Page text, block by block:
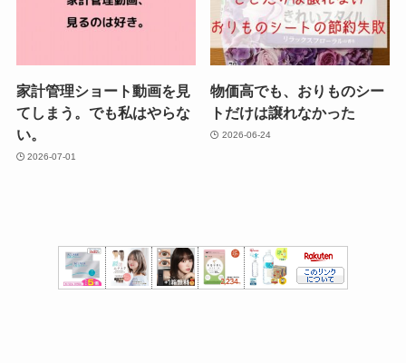
家計管理ショート動画を見
てしまう。でも私はやらな
い。
2026-07-01
物価高でも、おりものシー
トだけは譲れなかった
2026-06-24